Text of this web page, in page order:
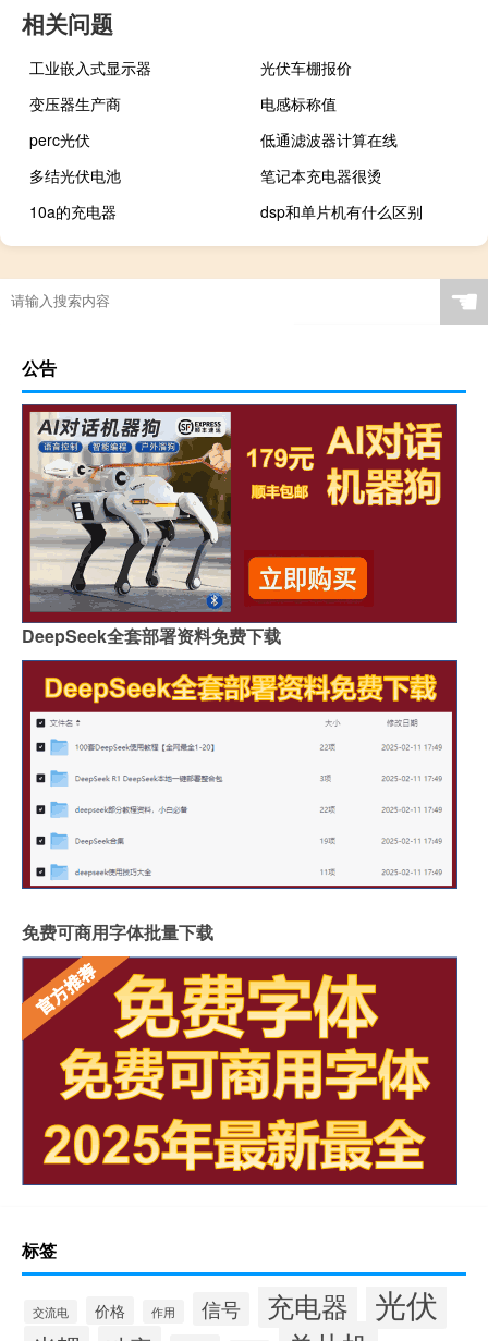
相关问题
工业嵌入式显示器
光伏车棚报价
变压器生产商
电感标称值
perc光伏
低通滤波器计算在线
多结光伏电池
笔记本充电器很烫
10a的充电器
dsp和单片机有什么区别
☚
公告
DeepSeek全套部署资料免费下载
免费可商用字体批量下载
标签
交流电 价格 作用 信号 充电器 光伏